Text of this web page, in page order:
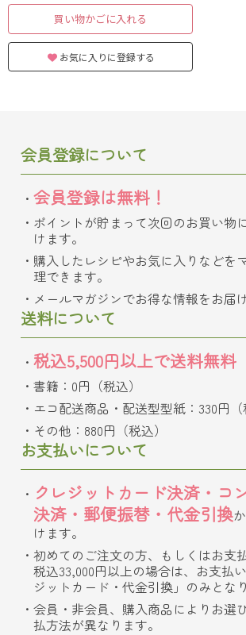
買い物かごに入れる
お気に入りに登録する
会員登録について
会員登録は無料！
ポイントが貯まって次回のお買い物
けます。
購入したレシピやお気に入りなどを
理できます。
メールマガジンでお得な情報をお届
送料について
税込5,500円以上で送料無料
書籍：0円（税込）
エコ配送商品・配送型型紙：330円（
その他：880円（税込）
お支払いについて
クレジットカード決済・コ
決済・郵便振替・代金引換
けます。
初めてのご注文の方、もしくはお支
税込33,000円以上の場合は、お支払
ジットカード・代金引換」のみとな
会員・非会員、購入商品によりお選
払方法が異なります。